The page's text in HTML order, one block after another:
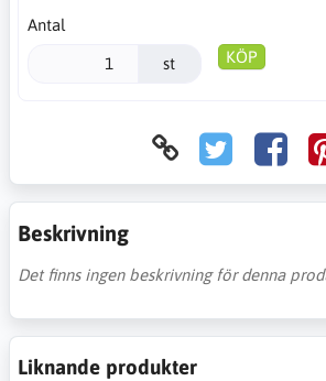
Antal
st KÖP
Beskrivning
Det finns ingen beskrivning för denna
Liknande produkter